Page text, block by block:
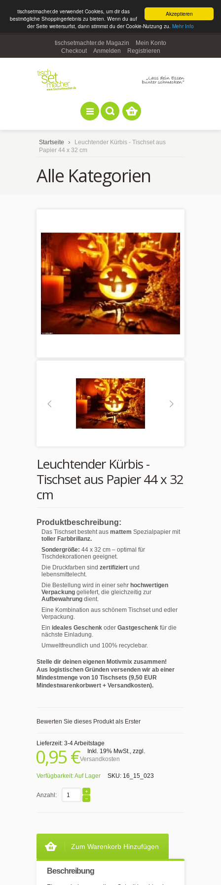
Akzeptieren
tischsetmacher.de verwendet Cookies, um dir das
bestmögliche Shoppingerlebnis zu bieten. Wenn du auf
der Seite weitersurfst, dann stimmst du der Cookie-Nutzung zu. Mehr Info
tischsetmachter.de Magazin
Mein Konto
Checkout
Anmelden Registrieren
Startseite
Leuchtender Kürbis - Tischset aus
Papier 44 x 32 cm
Alle Kategorien
Leuchtender Kürbis -
Tischset aus Papier 44 x 32
cm
Produktbeschreibung:
Das Tischset besteht aus mattem Spezialpapier mit
toller Farbbrillanz.
Sondergröße: 44 x 32 cm – optimal für
Tischdekorationen geeignet.
Die Druckfarben sind zertifiziert und
lebensmittelecht.
Die Bestellung wird in einer sehr hochwertigen
Verpackung geliefert, die gleichzeitig zur
Aufbewahrung dient.
Eine Kombination aus schönem Tischset und edler
Verpackung.
Ein ideales Geschenk oder Gastgeschenk für die
nächste Einladung.
Umweltfreundlich und 100% recyclebar.
Stelle dir deinen eigenen Motivmix zusammen!
Aus logistischen Gründen versenden wir ab einer
Mindestmenge von 10 Tischsets (9,50 EUR
Mindestwarenkorbwert + Versandkosten).
Bewerten Sie dieses Produkt als Erster
Lieferzeit: 3-4 Arbeitstage
0,95 € Inkl. 19% MwSt., zzgl.
Versandkosten
Verfügbarkeit:Auf Lager SKU: 16_15_023
Anzahl:
Zum Warenkorb Hinzufügen
Beschreibung